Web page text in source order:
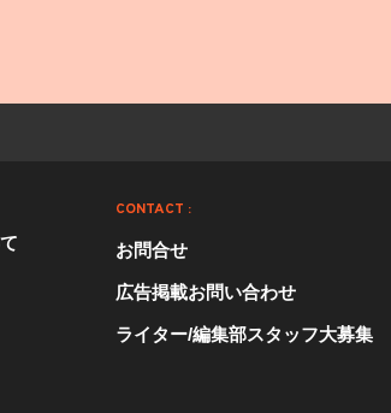
CONTACT :
お問合せ
広告掲載お問い合わせ
ライター/編集部スタッフ大募集